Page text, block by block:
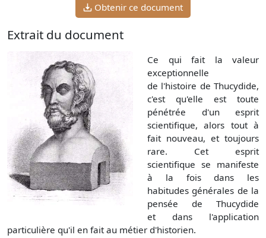
Obtenir ce document
Extrait du document
Ce qui fait la valeur
exceptionnelle
de l'histoire de Thucydide,
c'est qu'elle est toute
pénétrée d'un esprit
scientifique, alors tout à
fait nouveau, et toujours
rare. Cet esprit
scientifique se manifeste
à la fois dans les
habitudes générales de la
pensée de Thucydide
et dans l'application
particulière qu'il en fait au métier d'historien.